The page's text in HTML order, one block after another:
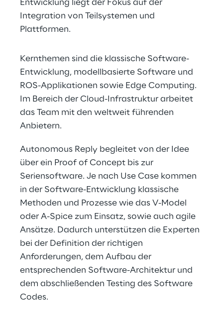
Entwicklung liegt der Fokus auf der
Integration von Teilsystemen und
Plattformen.
Kernthemen sind die klassische Software-
Entwicklung, modellbasierte Software und
ROS-Applikationen sowie Edge Computing.
Im Bereich der Cloud-Infrastruktur arbeitet
das Team mit den weltweit führenden
Anbietern.
Autonomous Reply begleitet von der Idee
über ein Proof of Concept bis zur
Seriensoftware. Je nach Use Case kommen
in der Software-Entwicklung klassische
Methoden und Prozesse wie das V-Model
oder A-Spice zum Einsatz, sowie auch agile
Ansätze. Dadurch unterstützen die Experten
bei der Definition der richtigen
Anforderungen, dem Aufbau der
entsprechenden Software-Architektur und
dem abschließenden Testing des Software
Codes.